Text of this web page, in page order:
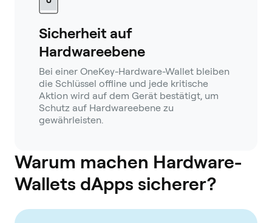
Sicherheit auf
Hardwareebene
Bei einer OneKey-Hardware-Wallet bleiben
die Schlüssel offline und jede kritische
Aktion wird auf dem Gerät bestätigt, um
Schutz auf Hardwareebene zu
gewährleisten.
Warum machen Hardware-
Wallets dApps sicherer?